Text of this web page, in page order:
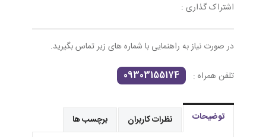
اشتراک گذاری :
در صورت نیاز به راهنمایی با شماره های زیر تماس بگیرید.
تلفن همراه : 09303155174
توضیحات نظرات کاربران برچسب ها